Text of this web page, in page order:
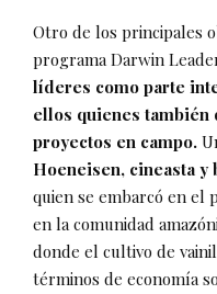
Otro de los principales
programa Darwin
líderes como parte
ellos quienes
proyectos en campo.
Hoeneisen, cineasta y
quien se embarcó en el
en la comunidad
donde el cultivo de
términos de economía